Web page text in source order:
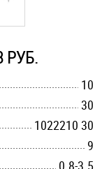
РУБ.
10
30
1022210 30
9
0.8-3.5